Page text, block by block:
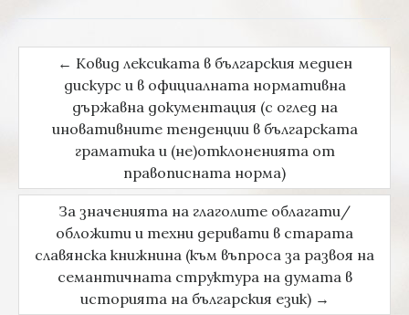
Post navigation
← Ковид лексиката в българския медиен
дискурс и в официалната нормативна
държавна документация (с оглед на
иновативните тенденции в българската
граматика и (не)отклоненията от
правописната норма)
За значенията на глаголите облагати/
обложити и техни деривати в старата
славянска книжнина (към въпроса за развоя на
семантичната структура на думата в
историята на българския език) →